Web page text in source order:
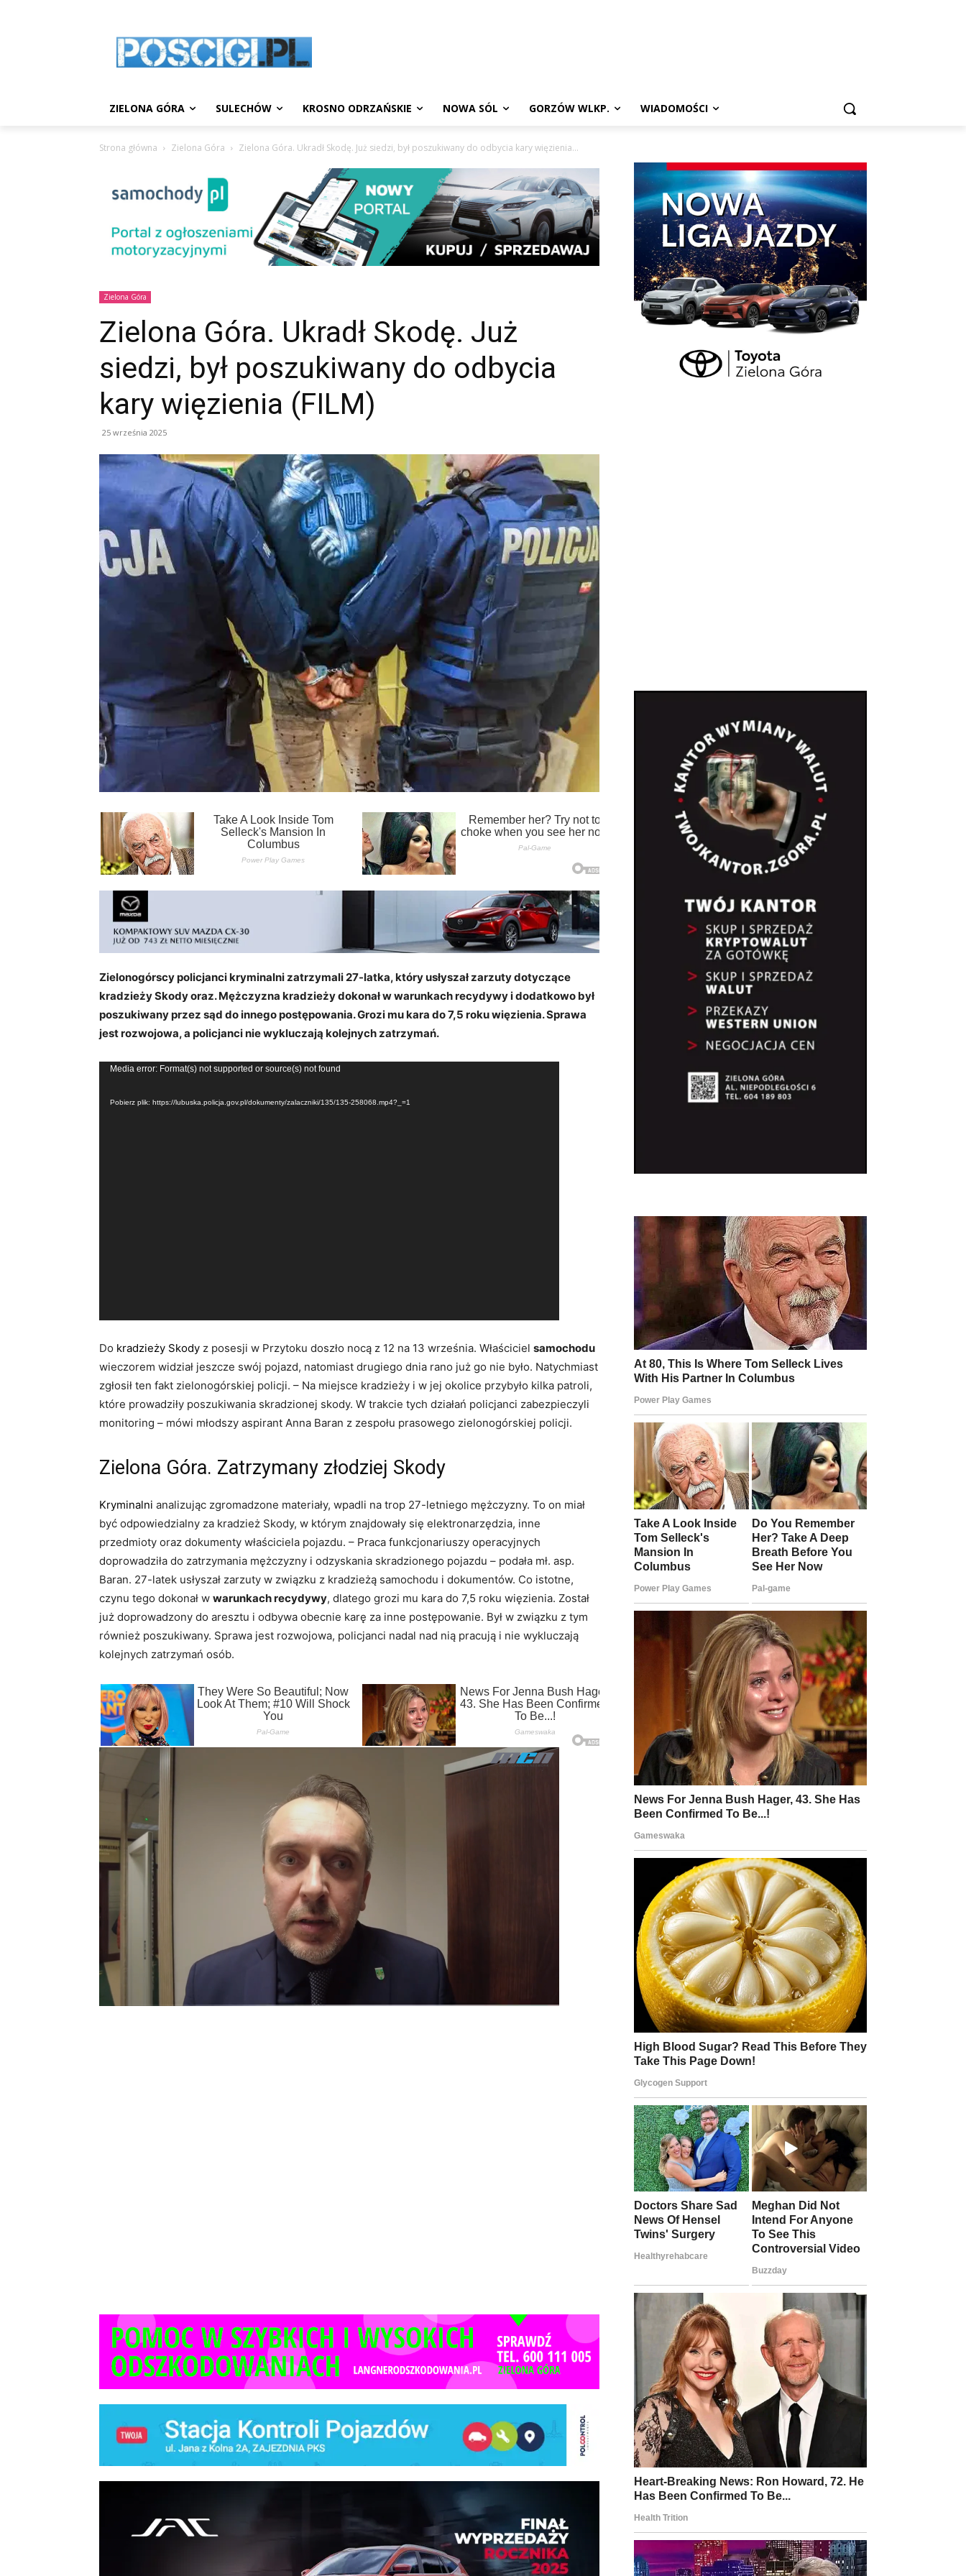
ZIELONA GÓRA SULECHÓW KROSNO ODRZAŃSKIE NOWA SÓL GORZÓW WLKP. WIADOMOŚCI
Strona główna Zielona Góra Zielona Góra. Ukradł Skodę. Już siedzi, był poszukiwany do odbycia kary więzienia...
Zielona Góra
Zielona Góra. Ukradł Skodę. Już
siedzi, był poszukiwany do odbycia
kary więzienia (FILM)
25 września 2025
Zielonogórscy policjanci kryminalni zatrzymali 27-latka, który usłyszał zarzuty dotyczące
kradzieży Skody oraz. Mężczyzna kradzieży dokonał w warunkach recydywy i dodatkowo był
poszukiwany przez sąd do innego postępowania. Grozi mu kara do 7,5 roku więzienia. Sprawa
jest rozwojowa, a policjanci nie wykluczają kolejnych zatrzymań.
Odtwarzacz
Media error: Format(s) not supported or source(s) not found
Pobierz plik: https://lubuska.policja.gov.pl/dokumenty/zalaczniki/135/135-258068.mp4?_=1
Do kradzieży Skody z posesji w Przytoku doszło nocą z 12 na 13 września. Właściciel samochodu
wieczorem widział jeszcze swój pojazd, natomiast drugiego dnia rano już go nie było. Natychmiast
zgłosił ten fakt zielonogórskiej policji. – Na miejsce kradzieży i w jej okolice przybyło kilka patroli,
które prowadziły poszukiwania skradzionej skody. W trakcie tych działań policjanci zabezpieczyli
monitoring – mówi młodszy aspirant Anna Baran z zespołu prasowego zielonogórskiej policji.
Zielona Góra. Zatrzymany złodziej Skody
Kryminalni analizując zgromadzone materiały, wpadli na trop 27-letniego mężczyzny. To on miał
być odpowiedzialny za kradzież Skody, w którym znajdowały się elektronarzędzia, inne
przedmioty oraz dokumenty właściciela pojazdu. – Praca funkcjonariuszy operacyjnych
doprowadziła do zatrzymania mężczyzny i odzyskania skradzionego pojazdu – podała mł. asp.
Baran. 27-latek usłyszał zarzuty w związku z kradzieżą samochodu i dokumentów. Co istotne,
czynu tego dokonał w warunkach recydywy, dlatego grozi mu kara do 7,5 roku więzienia. Został
już doprowadzony do aresztu i odbywa obecnie karę za inne postępowanie. Był w związku z tym
również poszukiwany. Sprawa jest rozwojowa, policjanci nadal nad nią pracują i nie wykluczają
kolejnych zatrzymań osób.